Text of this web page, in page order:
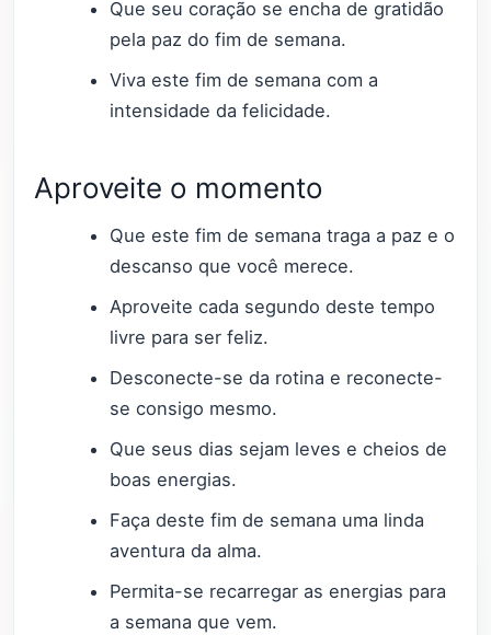
Que seu coração se encha de gratidão
pela paz do fim de semana.
Viva este fim de semana com a
intensidade da felicidade.
Aproveite o momento
Que este fim de semana traga a paz e o
descanso que você merece.
Aproveite cada segundo deste tempo
livre para ser feliz.
Desconecte-se da rotina e reconecte-
se consigo mesmo.
Que seus dias sejam leves e cheios de
boas energias.
Faça deste fim de semana uma linda
aventura da alma.
Permita-se recarregar as energias para
a semana que vem.